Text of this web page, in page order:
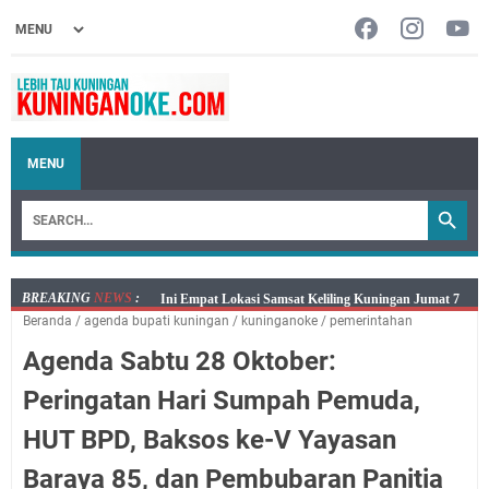
MENU
BREAKING NEWS :
Jumat 7 Agustus 2026 Mobil SIM Keliling Ada di
Kecamatan Sindangagung
Embun Pagi Jumat 8 Agustus 2026: Jika Keberkahan
Kelaparan Meskipun Memiliki Sekarung Penuh Uang
Salat Lima Waktu itu Bukan Cuma Kewajiban, Tapi
Beranda / agenda bupati kuningan / kuninganoke / pemerintahan
Agenda Sabtu 28 Oktober:
Peringatan Hari Sumpah Pemuda,
HUT BPD, Baksos ke-V Yayasan
Baraya 85, dan Pembubaran Panitia